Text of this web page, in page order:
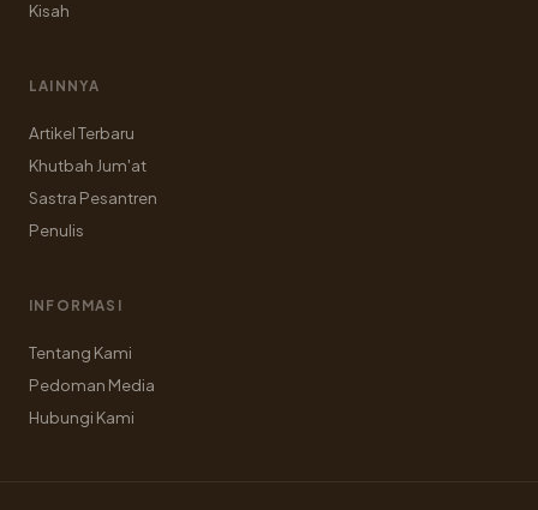
Kisah
LAINNYA
Artikel Terbaru
Khutbah Jum'at
Sastra Pesantren
Penulis
INFORMASI
Tentang Kami
Pedoman Media
Hubungi Kami